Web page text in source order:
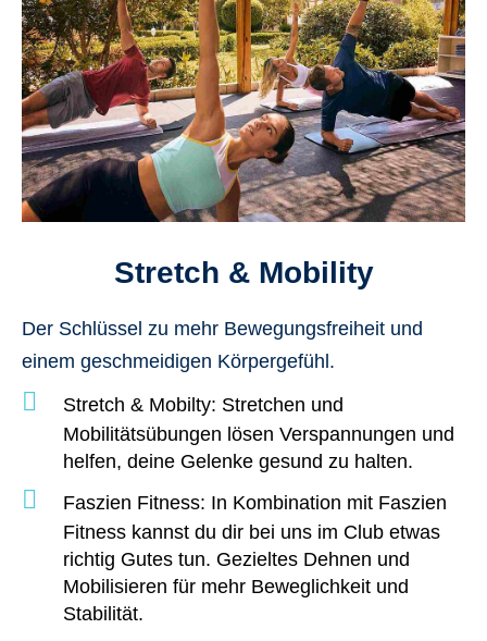
Stretch & Mobility
Der Schlüssel zu mehr Bewegungsfreiheit und
einem geschmeidigen Körpergefühl.
Stretch & Mobilty: Stretchen und
Mobilitätsübungen lösen Verspannungen und
helfen, deine Gelenke gesund zu halten.
Faszien Fitness: In Kombination mit Faszien
Fitness kannst du dir bei uns im Club etwas
richtig Gutes tun. Gezieltes Dehnen und
Mobilisieren für mehr Beweglichkeit und
Stabilität.